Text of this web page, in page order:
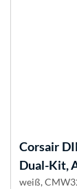
Corsair
Dual-Kit,
weiß,